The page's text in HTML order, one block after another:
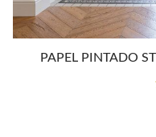
PAPEL PINTADO